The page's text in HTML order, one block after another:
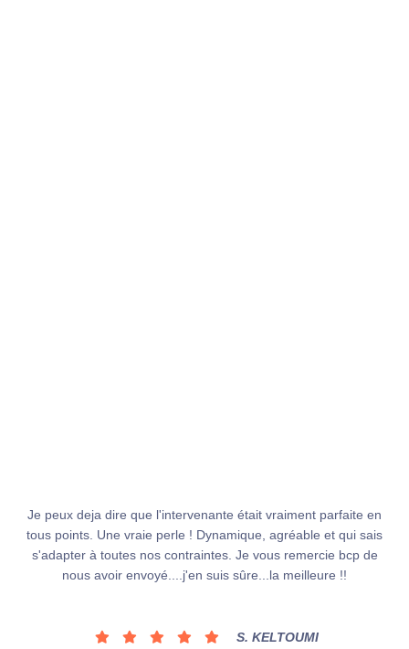
Je peux deja dire que l'intervenante était vraiment parfaite en
tous points. Une vraie perle ! Dynamique, agréable et qui sais
s'adapter à toutes nos contraintes. Je vous remercie bcp de
nous avoir envoyé....j'en suis sûre...la meilleure !!
S. KELTOUMI